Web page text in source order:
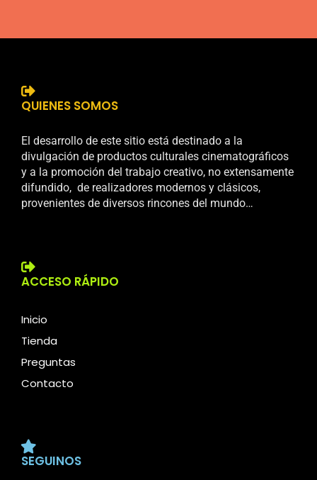
QUIENES SOMOS
El desarrollo de este sitio está destinado a la
divulgación de productos culturales cinematográficos
y a la promoción del trabajo creativo, no extensamente
difundido, de realizadores modernos y clásicos,
provenientes de diversos rincones del mundo…
ACCESO RÁPIDO
Inicio
Tienda
Preguntas
Contacto
SEGUINOS